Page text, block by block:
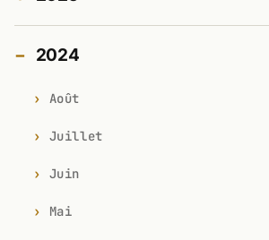
2024
Août
Juillet
Juin
Mai